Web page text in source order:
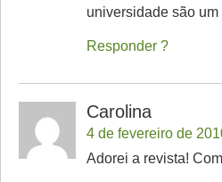
universidade são
Responder
Carolina
4 de fevereiro de
Adorei a revista!